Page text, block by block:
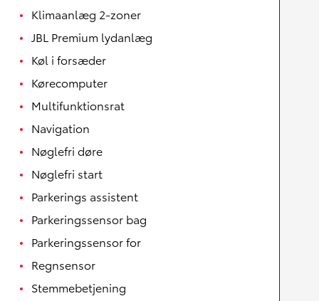
Klimaanlæg 2-zoner
JBL Premium lydanlæg
Køl i forsæder
Kørecomputer
Multifunktionsrat
Navigation
Nøglefri døre
Nøglefri start
Parkerings assistent
Parkeringssensor bag
Parkeringssensor for
Regnsensor
Stemmebetjening